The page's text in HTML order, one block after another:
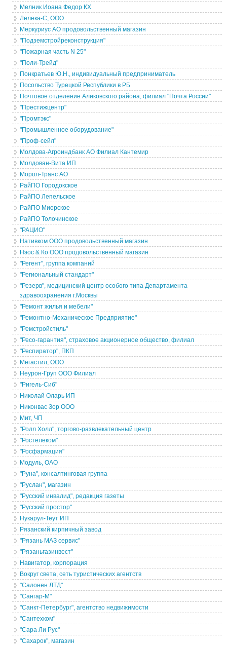
Мелник Иоана Федор КХ
Лелека-С, ООО
Меркуриус АО продовольственный магазин
"Подземстройреконструкция"
"Пожарная часть N 25"
"Поли-Трейд"
Понкратьев Ю.Н., индивидуальный предприниматель
Посольство Турецкой Республики в РБ
Почтовое отделение Аликовского района, филиал "Почта России"
"Престижцентр"
"Промтэкс"
"Промышленное оборудование"
"Проф-сейл"
Молдова-Агроиндбанк АО Филиал Кантемир
Молдован-Вита ИП
Морол-Транс АО
РайПО Городокское
РайПО Лепельское
РайПО Миорское
РайПО Толочинское
"РАЦИО"
Нативком ООО продовольственный магазин
Нэос & Ко ООО продовольственный магазин
"Регент", группа компаний
"Региональный стандарт"
"Резерв", медицинский центр особого типа Департамента
здравоохранения г.Москвы
"Ремонт жилья и мебели"
"Ремонтно-Механическое Предприятие"
"Ремстройстиль"
"Ресо-гарантия", страховое акционерное общество, филиал
"Респиратор", ПКП
Мегастил, ООО
Неурон-Груп ООО Филиал
"Ригель-Сиб"
Николай Оларь ИП
Никонвас Зор ООО
Мит, ЧП
"Ролл Холл", торгово-развлекательный центр
"Ростелеком"
"Росфармация"
Модуль, ОАО
"Руна", консалтинговая группа
"Руслан", магазин
"Русский инвалид", редакция газеты
"Русский простор"
Нукарул-Теут ИП
Рязанский кирпичный завод
"Рязань МАЗ сервис"
"Рязаньгазинвест"
Навигатор, корпорация
Вокруг света, сеть туристических агентств
"Салонен ЛТД"
"Сангар-М"
"Санкт-Петербург", агентство недвижимости
"Сантехком"
"Сара Ли Рус"
"Сахарок", магазин